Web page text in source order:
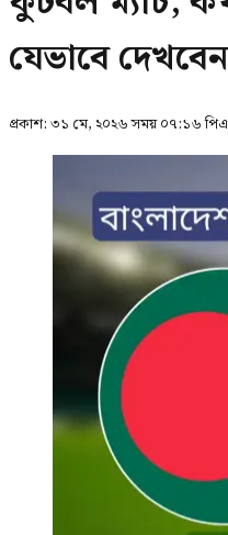
যেভাবে
প্রকাশ:৩১ মে, ২০২৬ সময় ০৭:১৬